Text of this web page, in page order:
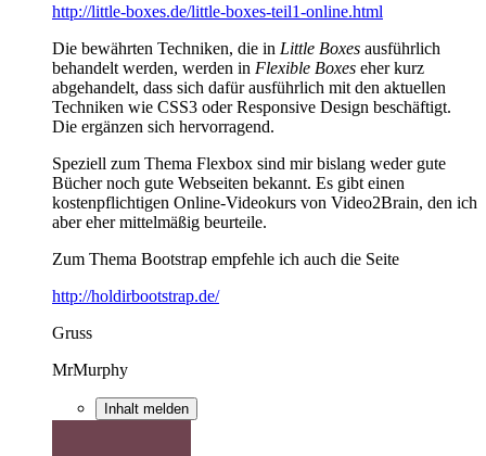
http://little-boxes.de/little-boxes-teil1-online.html
Die bewährten Techniken, die in Little Boxes ausführlich
behandelt werden, werden in Flexible Boxes eher kurz
abgehandelt, dass sich dafür ausführlich mit den aktuellen
Techniken wie CSS3 oder Responsive Design beschäftigt.
Die ergänzen sich hervorragend.
Speziell zum Thema Flexbox sind mir bislang weder gute
Bücher noch gute Webseiten bekannt. Es gibt einen
kostenpflichtigen Online-Videokurs von Video2Brain, den ich
aber eher mittelmäßig beurteile.
Zum Thema Bootstrap empfehle ich auch die Seite
http://holdirbootstrap.de/
Gruss
MrMurphy
Inhalt melden